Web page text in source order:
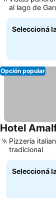
al lago de
Seleccioná
Opción popular
Hotel
Pizzería
tradicional
Seleccioná